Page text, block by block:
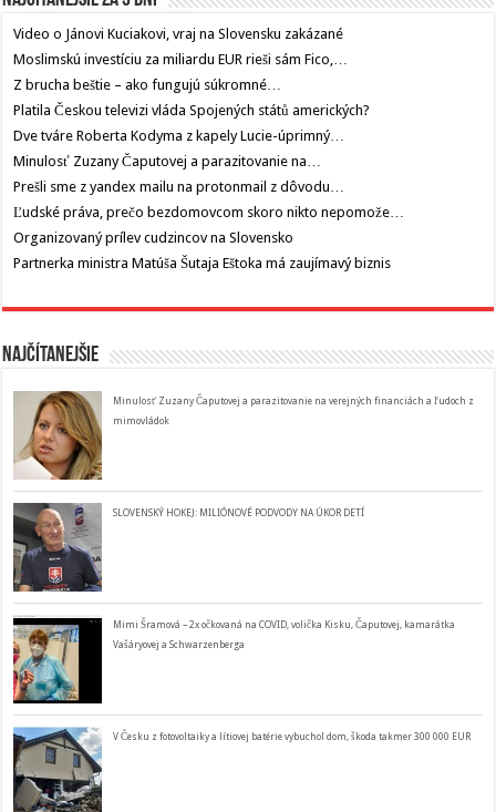
Video o Jánovi Kuciakovi, vraj na Slovensku zakázané
Moslimskú investíciu za miliardu EUR rieši sám Fico,…
Z brucha beštie – ako fungujú súkromné…
Platila Českou televizi vláda Spojených států amerických?
Dve tváre Roberta Kodyma z kapely Lucie-úprimný…
Minulosť Zuzany Čaputovej a parazitovanie na…
Prešli sme z yandex mailu na protonmail z dôvodu…
Ľudské práva, prečo bezdomovcom skoro nikto nepomože…
Organizovaný prílev cudzincov na Slovensko
Partnerka ministra Matúša Šutaja Eštoka má zaujímavý biznis
Najčítanejšie
Minulosť Zuzany Čaputovej a parazitovanie na verejných financiách a ľudoch z
mimovládok
SLOVENSKÝ HOKEJ: MILIÓNOVÉ PODVODY NA ÚKOR DETÍ
Mimi Šramová – 2x očkovaná na COVID, volička Kisku, Čaputovej, kamarátka
Vašáryovej a Schwarzenberga
V Česku z fotovoltaiky a lítiovej batérie vybuchol dom, škoda takmer 300 000 EUR